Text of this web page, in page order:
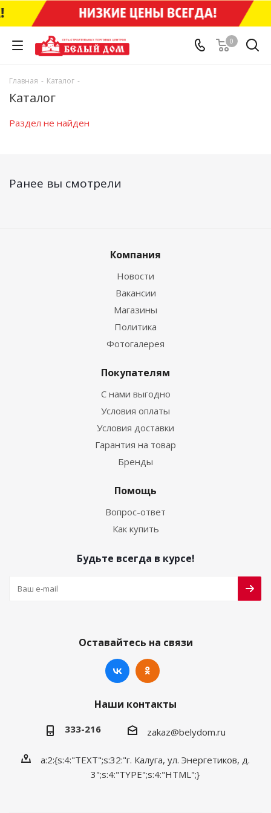
0
Главная - Каталог -
Каталог
Раздел не найден
Ранее вы смотрели
Компания
Новости
Вакансии
Магазины
Политика
Фотогалерея
Покупателям
С нами выгодно
Условия оплаты
Условия доставки
Гарантия на товар
Бренды
Помощь
Вопрос-ответ
Как купить
Будьте всегда в курсе!
Оставайтесь на связи
Наши контакты
333-216 zakaz@belydom.ru
a:2:{s:4:"TEXT";s:32:"г. Калуга, ул. Энергетиков, д.
3";s:4:"TYPE";s:4:"HTML";}